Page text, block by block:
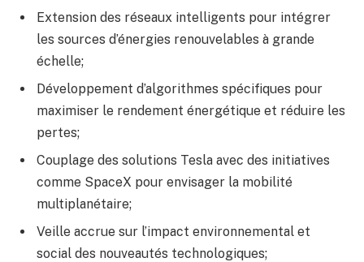
Extension des réseaux intelligents pour intégrer
les sources d’énergies renouvelables à grande
échelle;
Développement d’algorithmes spécifiques pour
maximiser le rendement énergétique et réduire les
pertes;
Couplage des solutions Tesla avec des initiatives
comme SpaceX pour envisager la mobilité
multiplanétaire;
Veille accrue sur l’impact environnemental et
social des nouveautés technologiques;